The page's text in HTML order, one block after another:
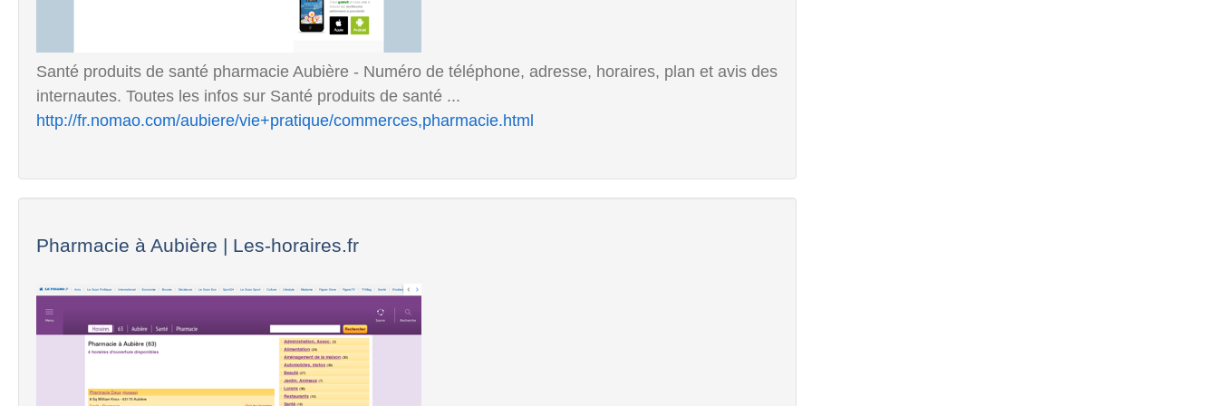
Santé produits de santé pharmacie Aubière - Numéro de téléphone, adresse, horaires, plan et avis des
internautes. Toutes les infos sur Santé produits de santé ...
http://fr.nomao.com/aubiere/vie+pratique/commerces,pharmacie.html
Pharmacie à Aubière | Les-horaires.fr